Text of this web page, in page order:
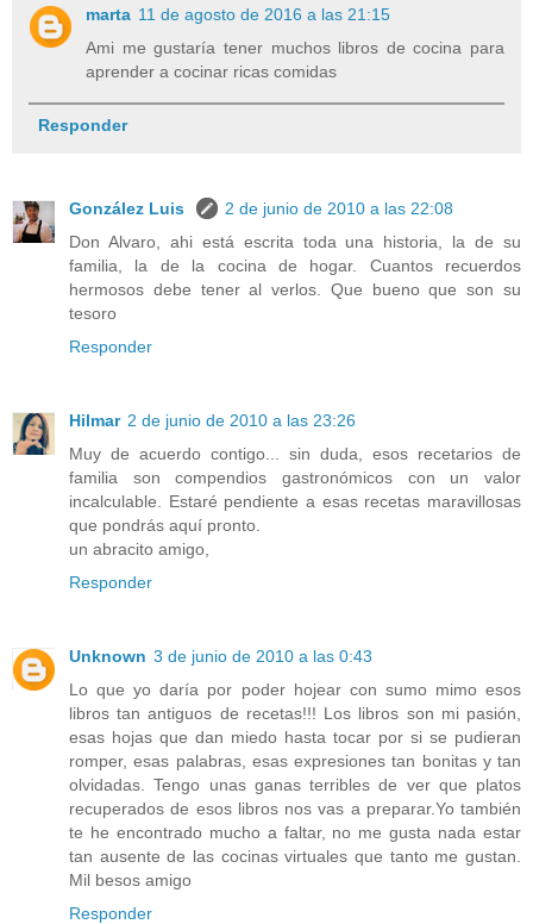
marta 11 de agosto de 2016 a las 21:15
Ami me gustaría tener muchos libros de cocina para
aprender a cocinar ricas comidas
Responder
González Luis
2 de junio de 2010 a las 22:08
Don Alvaro, ahi está escrita toda una historia, la de su
familia, la de la cocina de hogar. Cuantos recuerdos
hermosos debe tener al verlos. Que bueno que son su
tesoro
Responder
Hilmar 2 de junio de 2010 a las 23:26
Muy de acuerdo contigo... sin duda, esos recetarios de
familia son compendios gastronómicos con un valor
incalculable. Estaré pendiente a esas recetas maravillosas
que pondrás aquí pronto.
un abracito amigo,
Responder
Unknown 3 de junio de 2010 a las 0:43
Lo que yo daría por poder hojear con sumo mimo esos
libros tan antiguos de recetas!!! Los libros son mi pasión,
esas hojas que dan miedo hasta tocar por si se pudieran
romper, esas palabras, esas expresiones tan bonitas y tan
olvidadas. Tengo unas ganas terribles de ver que platos
recuperados de esos libros nos vas a preparar.Yo también
te he encontrado mucho a faltar, no me gusta nada estar
tan ausente de las cocinas virtuales que tanto me gustan.
Mil besos amigo
Responder